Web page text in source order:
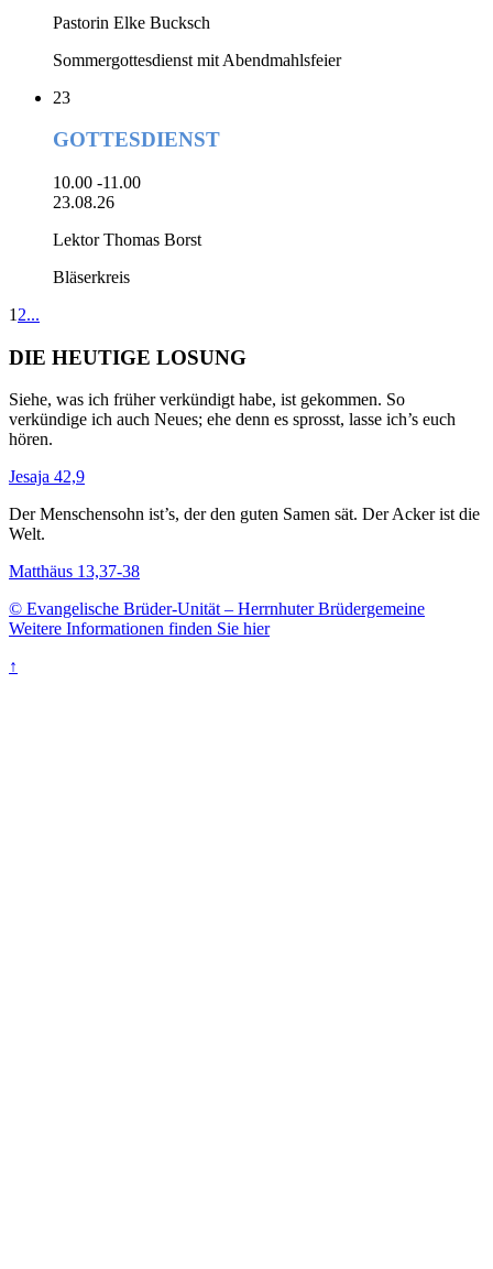
Pastorin Elke Bucksch
Sommergottesdienst mit Abendmahlsfeier
23
GOTTESDIENST
10.00 -11.00
23.08.26
Lektor Thomas Borst
Bläserkreis
1 2...
DIE HEUTIGE LOSUNG
Siehe, was ich früher verkündigt habe, ist gekommen. So
verkündige ich auch Neues; ehe denn es sprosst, lasse ich’s euch
hören.
Jesaja 42,9
Der Menschensohn ist’s, der den guten Samen sät. Der Acker ist die
Welt.
Matthäus 13,37-38
© Evangelische Brüder-Unität – Herrnhuter Brüdergemeine
Weitere Informationen finden Sie hier
↑